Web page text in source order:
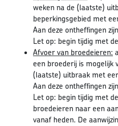
weken na de (laatste)
beperkingsgebied met
Aan deze ontheffingen
Let op: begin tijdig met de
Afvoer van broedeieren:
een broederij is mogelijk
(laatste) uitbraak met
Aan deze ontheffingen
Let op: begin tijdig met de
broedeieren naar een
vanaf heden. De